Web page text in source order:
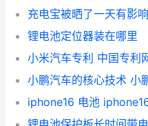
充电宝被晒了一天有影
锂电池定位器装在哪里
小米汽车专利 中国专利
小鹏汽车的核心技术 小
iphone16 电池